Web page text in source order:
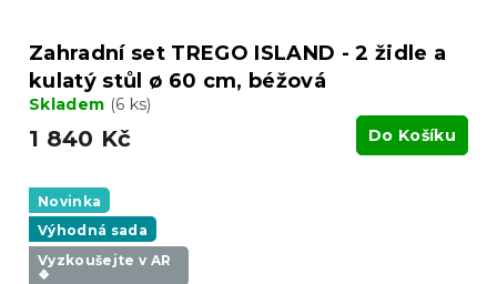
Zahradní set TREGO ISLAND - 2 židle a
kulatý stůl ø 60 cm, béžová
Skladem (6 ks)
1 840 Kč Do Košíku
Novinka
Výhodná sada
Vyzkoušejte v AR
❖